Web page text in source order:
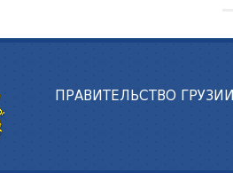
ПРАВИТЕЛЬСТВО ГРУЗИИ